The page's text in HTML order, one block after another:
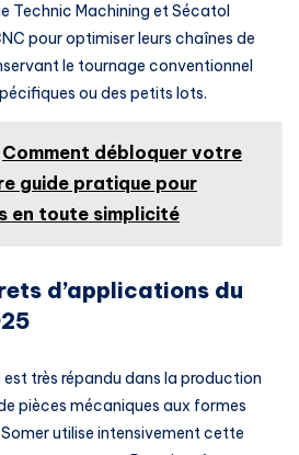
Technic Machining et Sécatol
pour optimiser leurs chaînes de
le tournage conventionnel
ou des petits lots.
Comment débloquer votre
guide pratique pour
en toute simplicité
d’applications du
très répandu dans la production
pièces mécaniques aux formes
utilise intensivement cette